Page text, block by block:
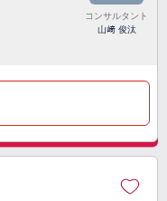
コンサルタント
山﨑 俊汰